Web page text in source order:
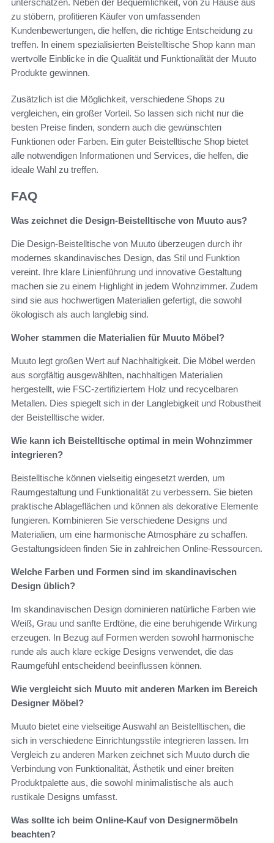
zu stöbern, profitieren Käufer von umfassenden
Kundenbewertungen, die helfen, die richtige Entscheidung zu
treffen. In einem spezialisierten Beistelltische Shop kann man
wertvolle Einblicke in die Qualität und Funktionalität der Muuto
Produkte gewinnen.
Zusätzlich ist die Möglichkeit, verschiedene Shops zu
vergleichen, ein großer Vorteil. So lassen sich nicht nur die
besten Preise finden, sondern auch die gewünschten
Funktionen oder Farben. Ein guter Beistelltische Shop bietet
alle notwendigen Informationen und Services, die helfen, die
ideale Wahl zu treffen.
FAQ
Was zeichnet die Design-Beistelltische von Muuto aus?
Die Design-Beistelltische von Muuto überzeugen durch ihr
modernes skandinavisches Design, das Stil und Funktion
vereint. Ihre klare Linienführung und innovative Gestaltung
machen sie zu einem Highlight in jedem Wohnzimmer. Zudem
sind sie aus hochwertigen Materialien gefertigt, die sowohl
ökologisch als auch langlebig sind.
Woher stammen die Materialien für Muuto Möbel?
Muuto legt großen Wert auf Nachhaltigkeit. Die Möbel werden
aus sorgfältig ausgewählten, nachhaltigen Materialien
hergestellt, wie FSC-zertifiziertem Holz und recycelbaren
Metallen. Dies spiegelt sich in der Langlebigkeit und Robustheit
der Beistelltische wider.
Wie kann ich Beistelltische optimal in mein Wohnzimmer
integrieren?
Beistelltische können vielseitig eingesetzt werden, um
Raumgestaltung und Funktionalität zu verbessern. Sie bieten
praktische Ablageflächen und können als dekorative Elemente
fungieren. Kombinieren Sie verschiedene Designs und
Materialien, um eine harmonische Atmosphäre zu schaffen.
Gestaltungsideen finden Sie in zahlreichen Online-Ressourcen.
Welche Farben und Formen sind im skandinavischen
Design üblich?
Im skandinavischen Design dominieren natürliche Farben wie
Weiß, Grau und sanfte Erdtöne, die eine beruhigende Wirkung
erzeugen. In Bezug auf Formen werden sowohl harmonische
runde als auch klare eckige Designs verwendet, die das
Raumgefühl entscheidend beeinflussen können.
Wie vergleicht sich Muuto mit anderen Marken im Bereich
Designer Möbel?
Muuto bietet eine vielseitige Auswahl an Beistelltischen, die
sich in verschiedene Einrichtungsstile integrieren lassen. Im
Vergleich zu anderen Marken zeichnet sich Muuto durch die
Verbindung von Funktionalität, Ästhetik und einer breiten
Produktpalette aus, die sowohl minimalistische als auch
rustikale Designs umfasst.
Was sollte ich beim Online-Kauf von Designermöbeln
beachten?